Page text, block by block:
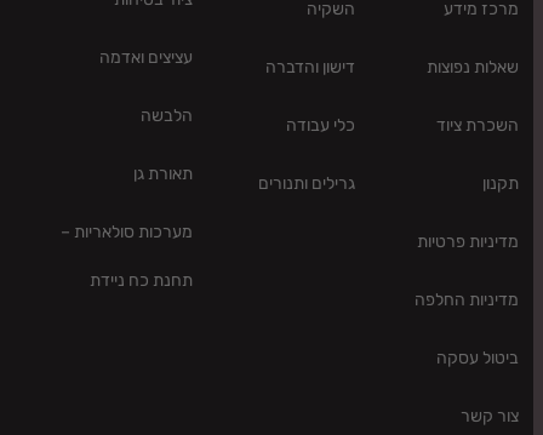
מרכז מידע
שאלות נפוצות
השכרת ציוד
תקנון
מדיניות פרטיות
מדיניות החלפה
ביטול עסקה
צור קשר
השקיה
דישון והדברה
כלי עבודה
גרילים ותנורים
עציצים ואדמה
הלבשה
תאורת גן
מערכות סולאריות –
תחנת כח ניידת